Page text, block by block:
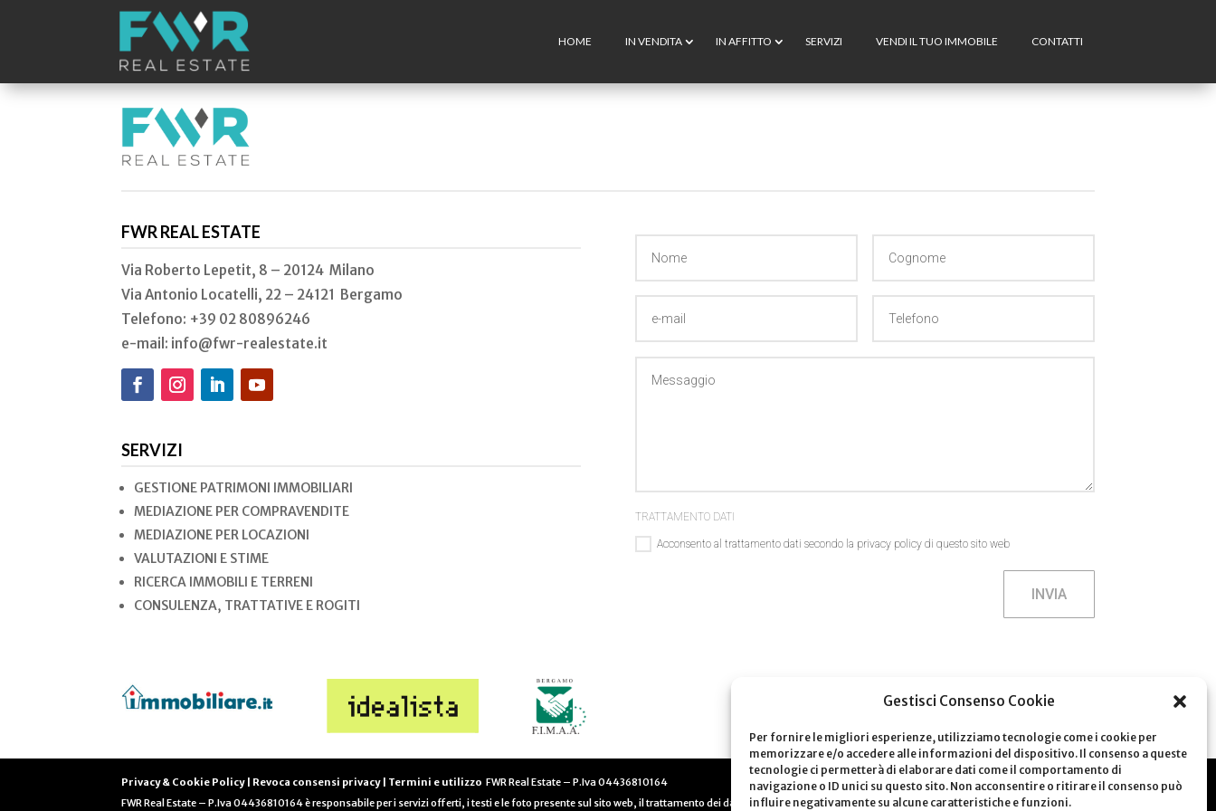
Gestisci Consenso Cookie
Per fornire le migliori esperienze, utilizziamo tecnologie come i cookie per
memorizzare e/o accedere alle informazioni del dispositivo. Il consenso a queste
tecnologie ci permetterà di elaborare dati come il comportamento di
navigazione o ID unici su questo sito. Non acconsentire o ritirare il consenso può
influire negativamente su alcune caratteristiche e funzioni.
HOME IN VENDITA IN AFFITTO SERVIZI VENDI IL TUO IMMOBILE CONTATTI
FWR REAL ESTATE
Via Roberto Lepetit, 8 – 20124 Milano
Via Antonio Locatelli, 22 – 24121 Bergamo
Telefono: +39 02 80896246
e-mail: info@fwr-realestate.it
SERVIZI
GESTIONE PATRIMONI IMMOBILIARI
MEDIAZIONE PER COMPRAVENDITE
MEDIAZIONE PER LOCAZIONI
VALUTAZIONI E STIME
RICERCA IMMOBILI E TERRENI
CONSULENZA, TRATTATIVE E ROGITI
TRATTAMENTO DATI
Acconsento al trattamento dati secondo la privacy policy di questo sito web
INVIA
Privacy & Cookie Policy| Revoca consensi privacy| Termini e utilizzo FWR Real Estate – P.Iva04436810164
FWR Real Estate – P.Iva04436810164è responsabile per i servizi offerti, i testi e le foto presente sul sito web, il trattamento dei dati e la privacy e cookie policy di questo sito web